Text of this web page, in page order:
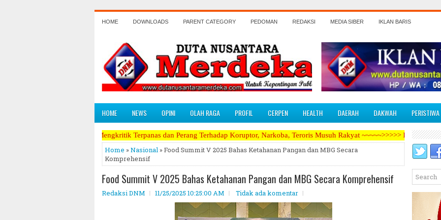
HOME DOWNLOADS PARENT CATEGORY PEDOMAN REDAKSI MEDIA SIBER IKLAN BARIS
HOME NEWS OPINI OLAH RAGA PROFIL CERPEN HEALTH DAERAH DAKWAH PERISTIWA
Berani Mengkritik Terpanas dan Perang Terhadap Koruptor, Narkoba, Teroris Musuh Rakyat ~~~~~>>>>> Kami Menerima Artikel, Opini,
Home »Nasional » Food Summit V 2025 Bahas Ketahanan Pangan dan MBG Secara
Komprehensif
Food Summit V 2025 Bahas Ketahanan Pangan dan MBG Secara Komprehensif
Redaksi DNM 11/25/2025 10:25:00 AM Tidak ada komentar